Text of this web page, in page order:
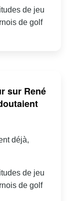
de jeu
de golf
sur René
déjà,
de jeu
de golf